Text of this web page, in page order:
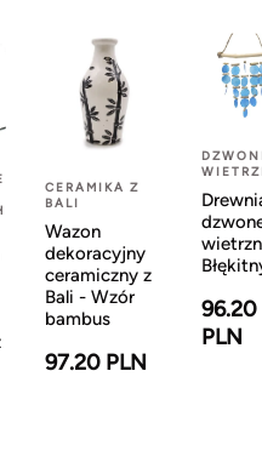
CERAMIKA Z
BALI
Wazon
dekoracyjny
ceramiczny z
Bali - Wzór
bambus
97.20 PLN
96.20
PLN